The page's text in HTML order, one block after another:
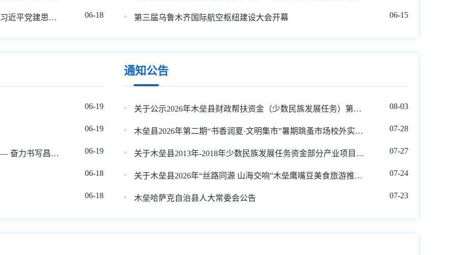
中央党的建设工作领导小组印发《关于学习贯彻习近平党建思想的通知》 06-18 第三届乌鲁木齐国际航空枢纽建设大会开幕 06-15
06-19
06-19
昌吉州党员干部认真学习贯彻习近平党建思想—— 奋力书写昌吉州新时代党建高质量发展新篇章 06-19
06-18
06-18
通知公告
关于公示2026年木垒县财政帮扶资金（少数民族发展任务）第二批项目的通知 08-03
木垒县2026年第二期“书香润夏·文明集市”暑期跳蚤市场校外实践活动招募令 07-28
关于木垒县2013年-2018年少数民族发展任务资金部分产业项目资产进行核销的公示 07-27
关于木垒县2026年“丝路同源 山海交响”木垒鹰嘴豆美食旅游推广活动期间道路交通管制的通告 07-24
木垒哈萨克自治县人大常委会公告 07-23